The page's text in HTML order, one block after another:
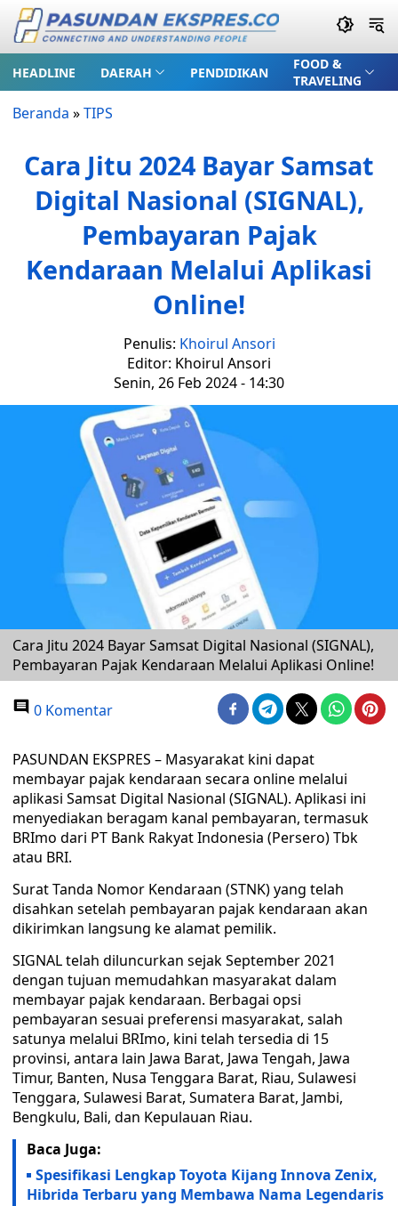
HEADLINE DAERAH PENDIDIKAN
FOOD &
TRAVELING
Beranda »TIPS
Cara Jitu 2024 Bayar Samsat
Digital Nasional (SIGNAL),
Pembayaran Pajak
Kendaraan Melalui Aplikasi
Online!
Penulis: Khoirul Ansori
Editor: Khoirul Ansori
Senin, 26 Feb 2024 - 14:30
Cara Jitu 2024 Bayar Samsat Digital Nasional (SIGNAL),
Pembayaran Pajak Kendaraan Melalui Aplikasi Online!
0 Komentar
PASUNDAN EKSPRES – Masyarakat kini dapat
membayar pajak kendaraan secara online melalui
aplikasi Samsat Digital Nasional (SIGNAL). Aplikasi ini
menyediakan beragam kanal pembayaran, termasuk
BRImo dari PT Bank Rakyat Indonesia (Persero) Tbk
atau BRI.
Surat Tanda Nomor Kendaraan (STNK) yang telah
disahkan setelah pembayaran pajak kendaraan akan
dikirimkan langsung ke alamat pemilik.
SIGNAL telah diluncurkan sejak September 2021
dengan tujuan memudahkan masyarakat dalam
membayar pajak kendaraan. Berbagai opsi
pembayaran sesuai preferensi masyarakat, salah
satunya melalui BRImo, kini telah tersedia di 15
provinsi, antara lain Jawa Barat, Jawa Tengah, Jawa
Timur, Banten, Nusa Tenggara Barat, Riau, Sulawesi
Tenggara, Sulawesi Barat, Sumatera Barat, Jambi,
Bengkulu, Bali, dan Kepulauan Riau.
Baca Juga:
Spesifikasi Lengkap Toyota Kijang Innova Zenix,
Hibrida Terbaru yang Membawa Nama Legendaris